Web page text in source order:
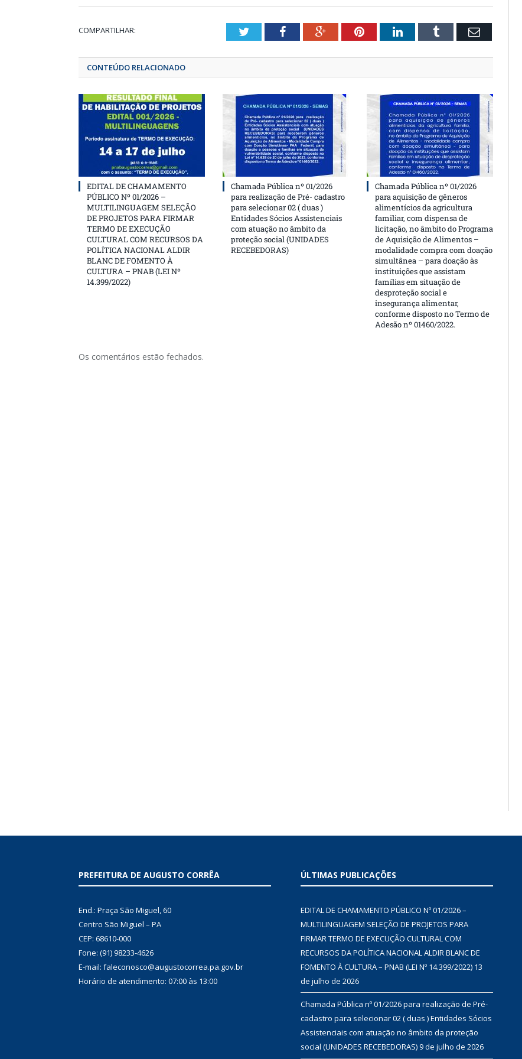
COMPARTILHAR: TwitterFacebookGoogle+Pinterest
LinkedInTumblrEmail
CONTEÚDO RELACIONADO
EDITAL DE CHAMAMENTO
PÚBLICO Nº 01/2026 –
MULTILINGUAGEM SELEÇÃO
DE PROJETOS PARA FIRMAR
TERMO DE EXECUÇÃO
CULTURAL COM RECURSOS DA
POLÍTICA NACIONAL ALDIR
BLANC DE FOMENTO À
CULTURA – PNAB (LEI Nº
14.399/2022)
Chamada Pública nº 01/2026
para realização de Pré- cadastro
para selecionar 02 ( duas )
Entidades Sócios Assistenciais
com atuação no âmbito da
proteção social (UNIDADES
RECEBEDORAS)
Chamada Pública nº 01/2026
para aquisição de gêneros
alimentícios da agricultura
familiar, com dispensa de
licitação, no âmbito do Programa
de Aquisição de Alimentos –
modalidade compra com doação
simultânea – para doação às
instituições que assistam
famílias em situação de
desproteção social e
insegurança alimentar,
conforme disposto no Termo de
Adesão nº 01460/2022.
Os comentários estão fechados.
PREFEITURA DE AUGUSTO CORRÊA
End.: Praça São Miguel, 60
Centro São Miguel – PA
CEP: 68610-000
Fone: (91) 98233-4626
E-mail: faleconosco@augustocorrea.pa.gov.br
Horário de atendimento: 07:00 às 13:00
ÚLTIMAS PUBLICAÇÕES
EDITAL DE CHAMAMENTO PÚBLICO Nº 01/2026 –
MULTILINGUAGEM SELEÇÃO DE PROJETOS PARA
FIRMAR TERMO DE EXECUÇÃO CULTURAL COM
RECURSOS DA POLÍTICA NACIONAL ALDIR BLANC DE
FOMENTO À CULTURA – PNAB (LEI Nº 14.399/2022) 13
de julho de 2026
Chamada Pública nº 01/2026 para realização de Pré-
cadastro para selecionar 02 ( duas ) Entidades Sócios
Assistenciais com atuação no âmbito da proteção
social (UNIDADES RECEBEDORAS)9 de julho de 2026